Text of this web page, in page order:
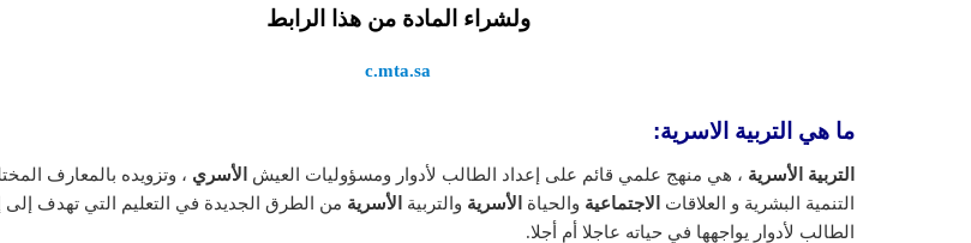
ولشراء المادة من هذا الرابط
c.mta.sa
ما هي التربية الاسرية:
التربية الأسرية ، هي منهج علمي قائم على إعداد الطالب لأدوار ومسؤوليات العيش الأسري ، وتزويده بالمعارف
التنمية البشرية و العلاقات
الاجتماعية والحياة الأسرية والتربية الأسرية من الطرق الجديدة في التعليم التي تهدف إلى
الطالب لأدوار يواجهها في حياته عاجلا أم أجلا.